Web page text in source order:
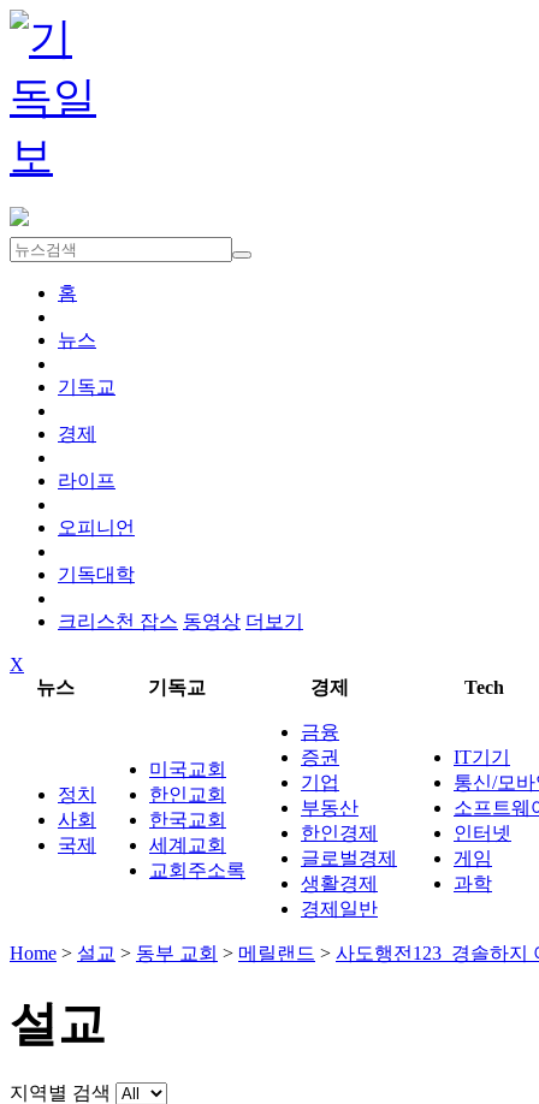
홈
뉴스
기독교
경제
라이프
오피니언
기독대학
크리스천 잡스 동영상 더보기
X
뉴스
기독교 경제 Tech
정치
사회
국제
미국교회
한인교회
한국교회
세계교회
교회주소록
금융
증권
기업
부동산
한인경제
글로벌경제
생활경제
경제일반
IT기기
통신/모
소프트웨
인터넷
게임
과학
Home > 설교 > 동부 교회 > 메릴랜드 > 사도행전123_경솔하지
설교
지역별 검색